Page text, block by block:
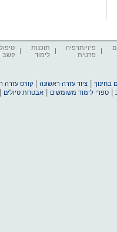
פיזיותרפיה
פרטית
תוכנות
לימוד
קשב
בחינוך |ציוד עזרה ראשונה |קורס עזרה
|ספרי לימוד משומשים |אבטחת טיולים